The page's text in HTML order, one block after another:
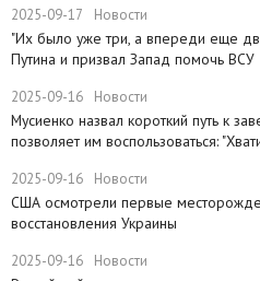
2025-09-17 Новости
​"Их было уже три, а впереди еще
Путина и призвал Запад помочь ВСУ
2025-09-16 Новости
Мусиенко назвал короткий путь к
позволяет им воспользоваться:
2025-09-16 Новости
США осмотрели первые
восстановления Украины
2025-09-16 Новости